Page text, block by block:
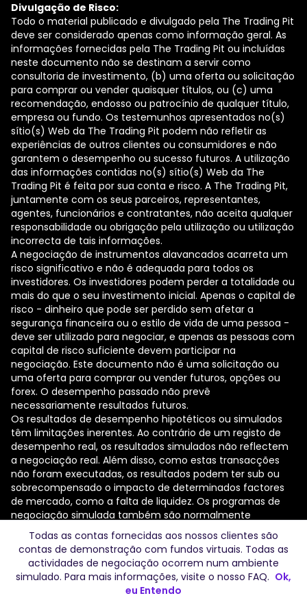
Divulgação de Risco:
Todo o material publicado e divulgado pela The Trading Pit
deve ser considerado apenas como informação geral. As
informações fornecidas pela The Trading Pit ou incluídas
neste documento não se destinam a servir como
consultoria de investimento, (b) uma oferta ou solicitação
para comprar ou vender quaisquer títulos, ou (c) uma
recomendação, endosso ou patrocínio de qualquer título,
empresa ou fundo. Os testemunhos apresentados no(s)
sítio(s) Web da The Trading Pit podem não refletir as
experiências de outros clientes ou consumidores e não
garantem o desempenho ou sucesso futuros. A utilização
das informações contidas no(s) sítio(s) Web da The
Trading Pit é feita por sua conta e risco. A The Trading Pit,
juntamente com os seus parceiros, representantes,
agentes, funcionários e contratantes, não aceita qualquer
responsabilidade ou obrigação pela utilização ou utilização
incorrecta de tais informações.
A negociação de instrumentos alavancados acarreta um
risco significativo e não é adequada para todos os
investidores. Os investidores podem perder a totalidade ou
mais do que o seu investimento inicial. Apenas o capital de
risco - dinheiro que pode ser perdido sem afetar a
segurança financeira ou o estilo de vida de uma pessoa -
deve ser utilizado para negociar, e apenas as pessoas com
capital de risco suficiente devem participar na
negociação. Este documento não é uma solicitação ou
uma oferta para comprar ou vender futuros, opções ou
forex. O desempenho passado não prevê
necessariamente resultados futuros.
Os resultados de desempenho hipotéticos ou simulados
têm limitações inerentes. Ao contrário de um registo de
desempenho real, os resultados simulados não reflectem
a negociação real. Além disso, como estas transacções
não foram executadas, os resultados podem ter sub ou
sobrecompensado o impacto de determinados factores
de mercado, como a falta de liquidez. Os programas de
negociação simulada também são normalmente
concebidos com o benefício da retrospetiva. Não existe
qualquer garantia de que qualquer conta obtenha lucros
ou perdas semelhantes aos apresentados.
A The Trading Pit não oferece Contratos por Diferença a
residentes de determinadas jurisdições, incluindo os EUA,
Todas as contas fornecidas aos nossos clientes são
contas de demonstração com fundos virtuais. Todas as
actividades de negociação ocorrem num ambiente
simulado. Para mais informações, visite o nosso FAQ. Ok,
eu Entendo